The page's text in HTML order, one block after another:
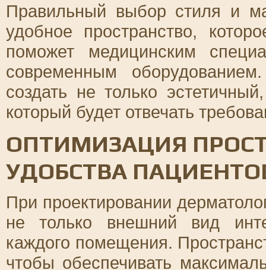
Правильный выбор стиля и
удобное пространство,
поможет медицинским
современным
создать не только
который будет отвечать
ОПТИМИЗАЦИЯ
УДОБСТВА
При проектировании
не только внешний вид
каждого помещения.
чтобы обеспечивать